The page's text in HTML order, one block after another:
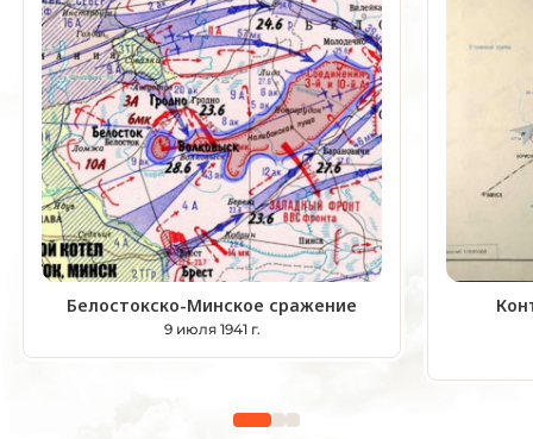
Белостокско-Минское сражение
9 июля 1941 г.